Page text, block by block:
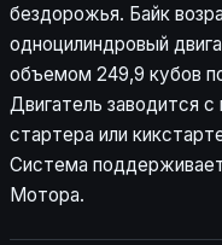
бездорожья. Байк
одноцилиндровый
объемом 249,9 кубов
Двигатель заводится
стартера или
Система
Мотора.